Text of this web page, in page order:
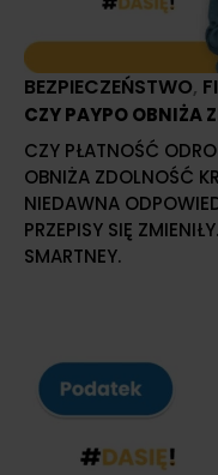
BEZPIECZEŃSTWO,
CZY PAYPO OBNIŻA
CZY PŁATNOŚĆ
OBNIŻA ZDOLNOŚĆ
NIEDAWNA
PRZEPISY SIĘ
SMARTNEY.